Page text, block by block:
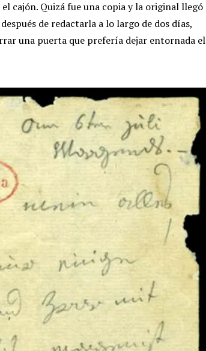
cajón. Quizá fue una copia y la original llegó
de redactarla a lo largo de dos días,
una puerta que prefería dejar entornada el